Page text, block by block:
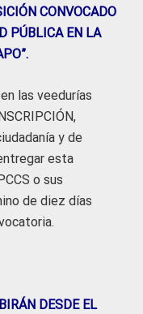
CONVOCADO
PÚBLICA EN LA
las veedurías
y de
esta
o sus
de diez días
DESDE EL